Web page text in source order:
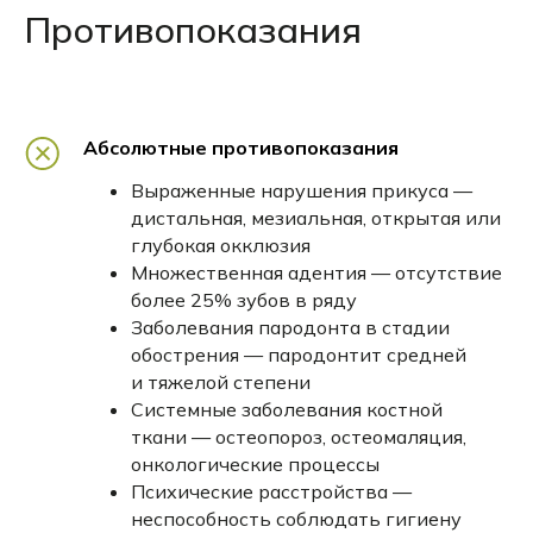
Противопоказания
Абсолютные противопоказания
Выраженные нарушения прикуса —
дистальная, мезиальная, открытая или
глубокая окклюзия
Множественная адентия — отсутствие
более 25% зубов в ряду
Заболевания пародонта в стадии
обострения — пародонтит средней
и тяжелой степени
Системные заболевания костной
ткани — остеопороз, остеомаляция,
онкологические процессы
Психические расстройства —
неспособность соблюдать гигиену
препятствующих коррекции, лечение
заболеваний пародонта,
изготовление окклюзионных шин.
6